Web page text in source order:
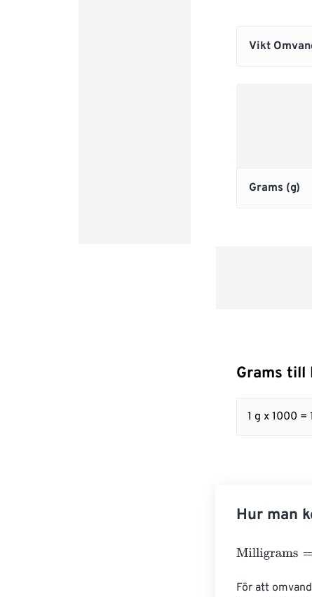
Grams till
1 g x 1000 =
Hur man
Milligrams=
För att